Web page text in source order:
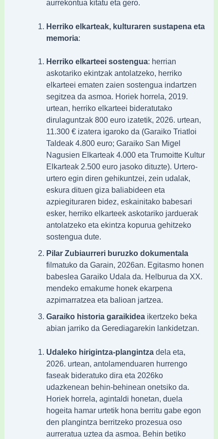
aurrekontua kitatu eta gero.
Herriko elkarteak, kulturaren sustapena eta
memoria:
Herriko elkarteei sostengua: herrian
askotariko ekintzak antolatzeko, herriko
elkarteei ematen zaien sostengua indartzen
segitzea da asmoa. Horiek horrela, 2019.
urtean, herriko elkarteei bideratutako
dirulaguntzak 800 euro izatetik, 2026. urtean,
11.300 € izatera igaroko da (Garaiko Triatloi
Taldeak 4.800 euro; Garaiko San Migel
Nagusien Elkarteak 4.000 eta Trumoitte Kultur
Elkarteak 2.500 euro jasoko dituzte). Urtero-
urtero egin diren gehikuntzei, zein udalak,
eskura dituen giza baliabideen eta
azpiegituraren bidez, eskainitako babesari
esker, herriko elkarteek askotariko jarduerak
antolatzeko eta ekintza kopurua gehitzeko
sostengua dute.
Pilar Zubiaurreri buruzko dokumentala
filmatuko da Garain, 2026an. Egitasmo honen
babeslea Garaiko Udala da. Helburua da XX.
mendeko emakume honek ekarpena
azpimarratzea eta balioan jartzea.
Garaiko historia garaikideaikertzeko beka
abian jarriko da Gerediagarekin lankidetzan.
Udaleko hirigintza-plangintza dela eta,
2026. urtean, antolamenduaren hurrengo
faseak bideratuko dira eta 2026ko
udazkenean behin-behinean onetsiko da.
Horiek horrela, agintaldi honetan, duela
hogeita hamar urtetik hona berritu gabe egon
den plangintza berritzeko prozesua oso
aurreratua uztea da asmoa. Behin betiko